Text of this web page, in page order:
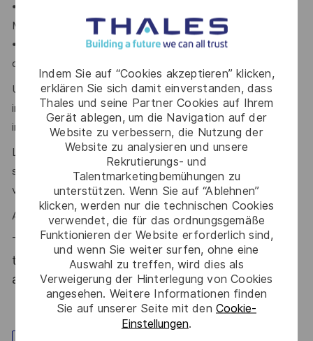
Indem Sie auf “Cookies akzeptieren” klicken,
erklären Sie sich damit einverstanden, dass
Thales und seine Partner Cookies auf Ihrem
Gerät ablegen, um die Navigation auf der
Website zu verbessern, die Nutzung der
Website zu analysieren und unsere
Rekrutierungs- und
Talentmarketingbemühungen zu
unterstützen. Wenn Sie auf “Ablehnen”
klicken, werden nur die technischen Cookies
verwendet, die für das ordnungsgemäße
Funktionieren der Website erforderlich sind,
und wenn Sie weiter surfen, ohne eine
Auswahl zu treffen, wird dies als
Verweigerung der Hinterlegung von Cookies
angesehen. Weitere Informationen finden
Sie auf unserer Seite mit den Cookie-
Einstellungen.
• Les démarches d’amélioration continue, le Lean
Management et la gestion de projets transverses
• L’analyse de données et le pilotage de la performance
opérationnelle
Un niveau d’anglais courant à l’oral comme à l’écrit est
indispensable pour échanger avec les équipes
internationales et les interlocuteurs du Groupe.
Le leadership, l'esprit collaboratif, la capacité d’analyse, le
sens des priorités et la résilience sont des atouts que l’on
vous reconnaît ?
Alors ce poste est fait pour vous !
Thales, entreprise Handi-Engagée, reconnait
tous les talents. La diversité est notre meilleur
atout. Postulez et rejoignez nous !